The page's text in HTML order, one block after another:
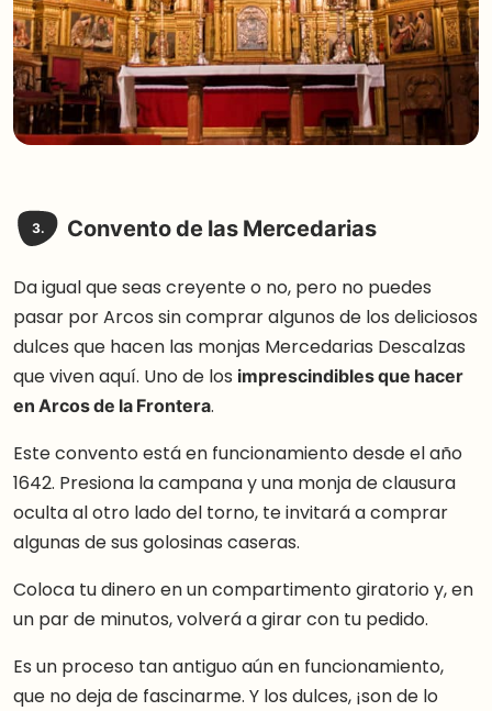
3. Convento de las Mercedarias
Da igual que seas creyente o no, pero no puedes
pasar por Arcos sin comprar algunos de los deliciosos
dulces que hacen las monjas Mercedarias Descalzas
que viven aquí. Uno de los imprescindibles que hacer
en Arcos de la Frontera.
Este convento está en funcionamiento desde el año
1642. Presiona la campana y una monja de clausura
oculta al otro lado del torno, te invitará a comprar
algunas de sus golosinas caseras.
Coloca tu dinero en un compartimento giratorio y, en
un par de minutos, volverá a girar con tu pedido.
Es un proceso tan antiguo aún en funcionamiento,
que no deja de fascinarme. Y los dulces, ¡son de lo